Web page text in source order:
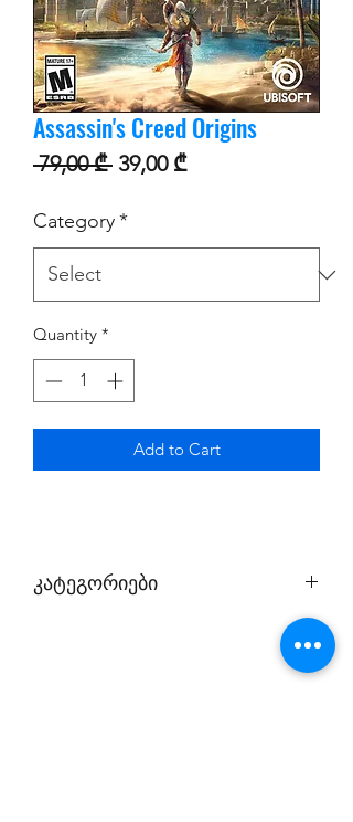
Assassin's Creed Origins
79,00 ₾ Regular Price
39,00 ₾Sale Price
Category*
Quantity *
Add to Cart
კატეგორიები